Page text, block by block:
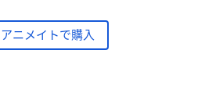
アニメイトで購入